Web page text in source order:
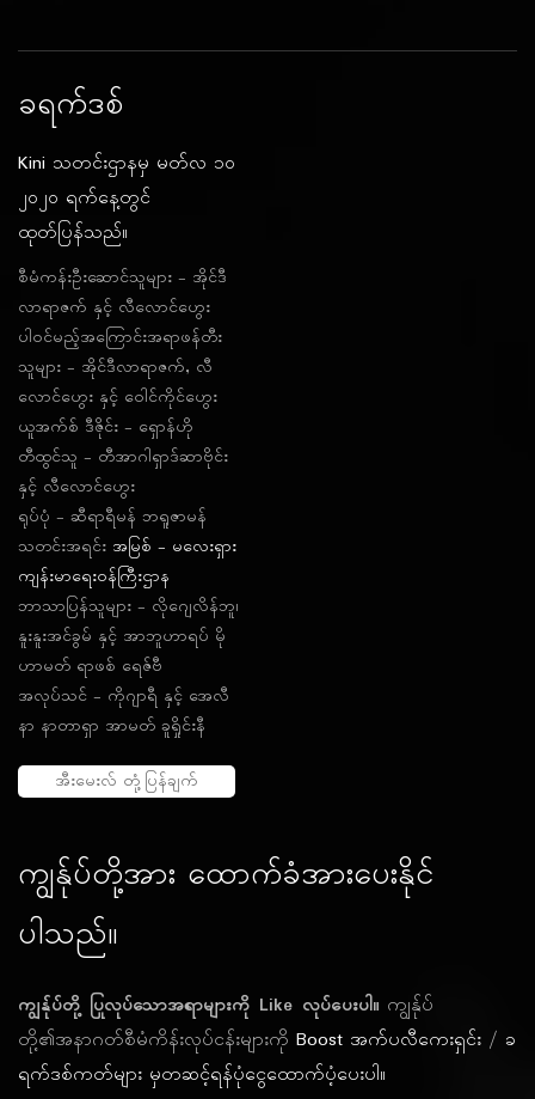
ခရက်ဒစ်
Kini သတင်းဌာနမှ မတ်လ ၁၀
၂၀၂၀ ရက်နေ့တွင်
ထုတ်ပြန်သည်။
စီမံကန်းဦးဆောင်သူများ - အိုင်ဒီ
လာရာဇက် နှင့် လီလောင်ဟွေး
ပါဝင်မည့်အကြောင်းအရာဖန်တီး
သူများ - အိုင်ဒီလာရာဇက်, လီ
လောင်ဟွေး နှင့် ဝေါင်ကိုင်‌ဟွေး
ယူအက်စ် ဒီဇိုင်း - ရှောန်ဟို
တီထွင်သူ - တီအာဂါရှာဒ်‌ဆာဗိုင်း
နှင့် လီလောင်ဟွေး
ရုပ်ပုံ - ဆီရာရီမန် ဘရူဇာမန်
သတင်းအရင်း အမြစ် - မလေးရှား
ကျန်းမာရေးဝန်ကြီးဌာန
ဘာသာပြန်သူများ - လိုဂျေလိန်ဘူ၊
နူးနူးအင်ခွမ် နှင့် အာဘူဟာရပ် မို
ဟာမတ် ရာဖစ် ရေဇ်ဗီ
အလုပ်သင် - ကိုဂျာရီ နှင့် အေလီ
နာ နာတာရှာ အာမတ် ခူရှိုင်းနီ
အီးမေးလ် တုံ့ပြန်ချက်
ကျွန်ုပ်တို့အား ထောက်ခံအားပေးနိုင်
ပါသည်။
ကျွန်ုပ်တို့ ပြုလုပ်သောအရာများကို Like လုပ်ပေးပါ။ ကျွန်ုပ်
တို့၏အနာဂတ်စီမံကိန်းလုပ်ငန်းများကို Boost အက်ပလီကေးရှင်း / ခ
ရက်ဒစ်ကတ်များ မှတဆင့်ရန်ပုံငွေထောက်ပံ့ပေးပါ။